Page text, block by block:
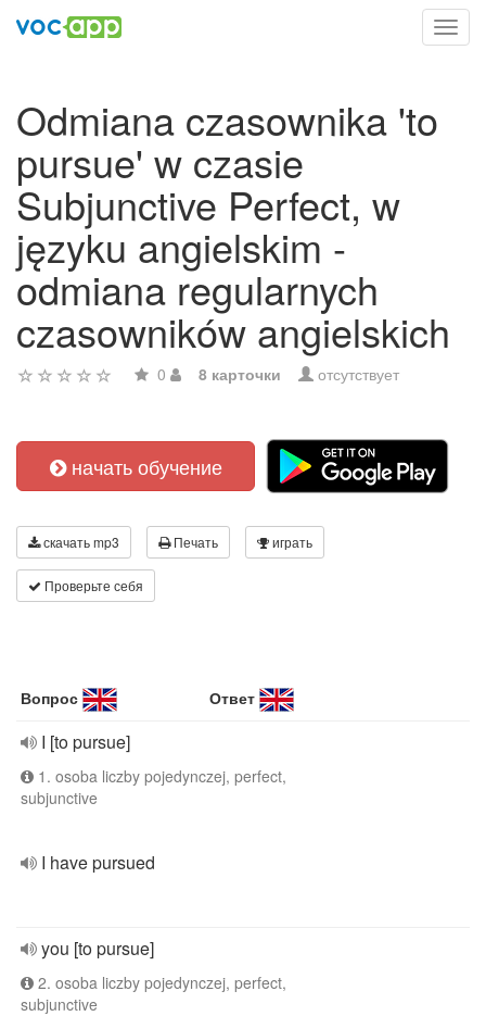
Odmiana czasownika 'to
pursue' w czasie
Subjunctive Perfect, w
języku angielskim -
odmiana regularnych
czasowników angielskich
0 8 карточки отсутствует
начать обучение
скачать mp3 Печать играть
Проверьте себя
Вопрос Ответ
I [to pursue]
1. osoba liczby pojedynczej, perfect,
subjunctive
I have pursued
you [to pursue]
2. osoba liczby pojedynczej, perfect,
subjunctive